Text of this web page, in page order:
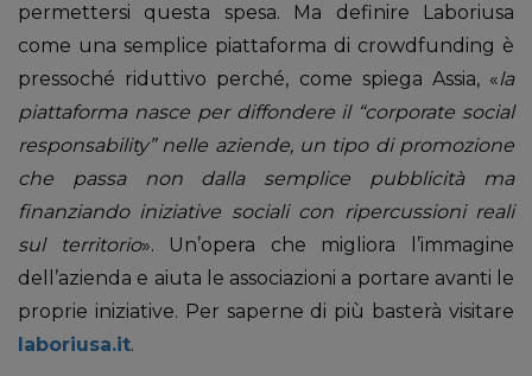
permettersi questa spesa. Ma definire Laboriusa
come una semplice piattaforma di crowdfunding è
pressoché riduttivo perché, come spiega Assia, «la
piattaforma nasce per diffondere il “corporate social
responsability” nelle aziende, un tipo di promozione
che passa non dalla semplice pubblicità ma
finanziando iniziative sociali con ripercussioni reali
sul territorio». Un’opera che migliora l’immagine
dell’azienda e aiuta le associazioni a portare avanti le
proprie iniziative. Per saperne di più basterà visitare
laboriusa.it.